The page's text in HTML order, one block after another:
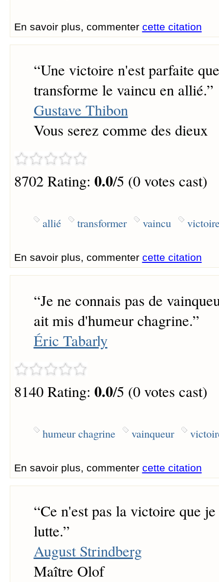
En savoir plus, commenter cette citation
“Une victoire n'est parfaite
transforme le vaincu en allié.”
Gustave Thibon
Vous serez comme des dieux
8702 Rating: 0.0/5 (0 votes cast)
allié transformer vaincu
En savoir plus, commenter cette citation
“Je ne connais pas de
ait mis d'humeur chagrine.”
Éric Tabarly
8140 Rating: 0.0/5 (0 votes cast)
humeur chagrine vainqueur
En savoir plus, commenter cette citation
“Ce n'est pas la victoire que
lutte.”
August Strindberg
Maître Olof